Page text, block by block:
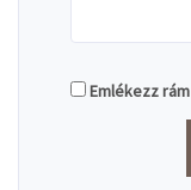
Emlékezz rám